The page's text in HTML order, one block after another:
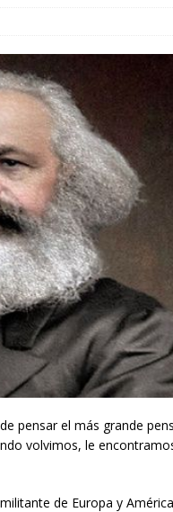
pensar el más grande
volvimos, le
de Europa y